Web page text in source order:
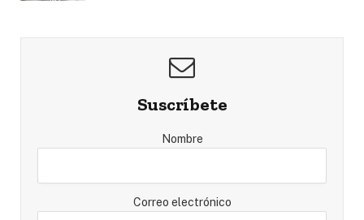
Suscríbete
Nombre
Correo electrónico